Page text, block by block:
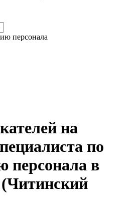
персонала
на
по
персонала в